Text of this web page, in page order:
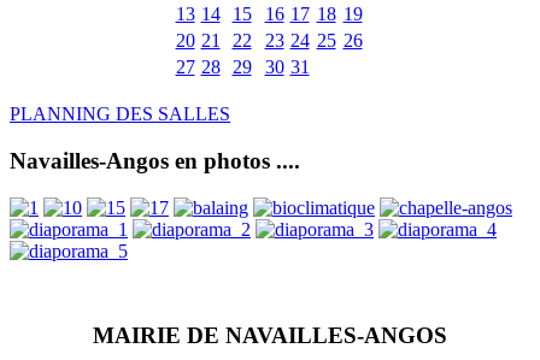
13 14 15 16 17 18 19
20 21 22 23 24 25 26
27 28 29 30 31
PLANNING DES SALLES
Navailles-Angos en photos ....
MAIRIE DE NAVAILLES-ANGOS